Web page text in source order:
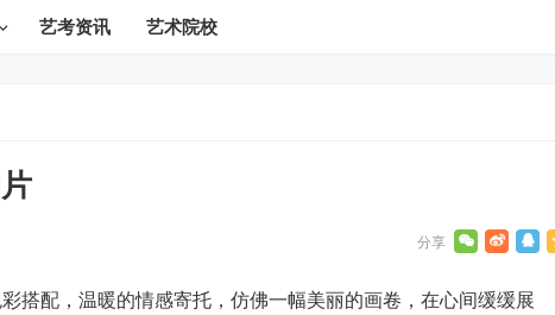
艺考资讯 艺术院校
搭配，温暖的情感寄托，仿佛一幅美丽的画卷，在心间缓缓展